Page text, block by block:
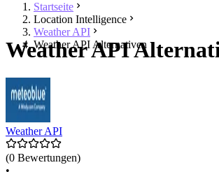
Startseite
Location Intelligence
Weather API
Weather API Alternativen
Weather API
Weather API
(0 Bewertungen)